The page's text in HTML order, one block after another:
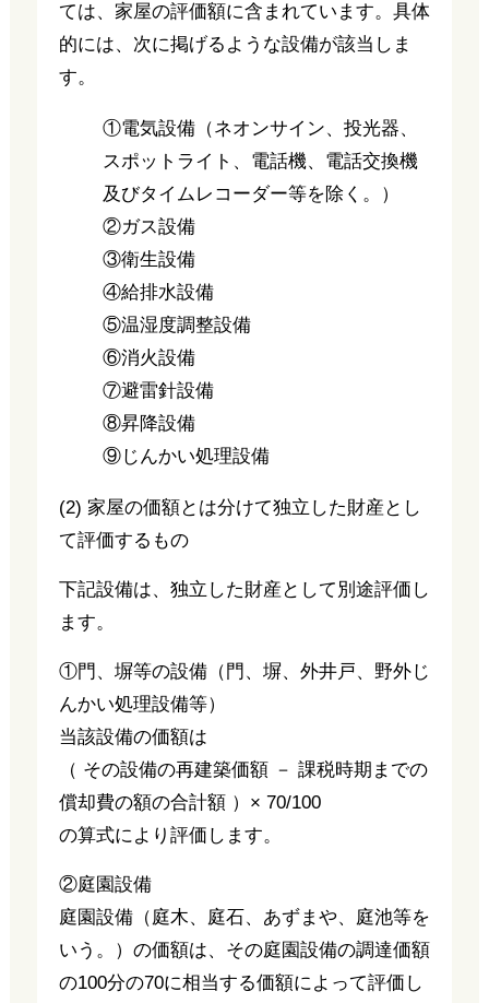
ては、家屋の評価額に含まれています。具体
的には、次に掲げるような設備が該当しま
す。
①電気設備（ネオンサイン、投光器、
スポットライト、電話機、電話交換機
及びタイムレコーダー等を除く。）
②ガス設備
③衛生設備
④給排水設備
⑤温湿度調整設備
⑥消火設備
⑦避雷針設備
⑧昇降設備
⑨じんかい処理設備
(2) 家屋の価額とは分けて独立した財産とし
て評価するもの
下記設備は、独立した財産として別途評価し
ます。
①門、塀等の設備（門、塀、外井戸、野外じ
んかい処理設備等）
当該設備の価額は
（ その設備の再建築価額 － 課税時期までの
償却費の額の合計額 ）× 70/100
の算式により評価します。
②庭園設備
庭園設備（庭木、庭石、あずまや、庭池等を
いう。）の価額は、その庭園設備の調達価額
の100分の70に相当する価額によって評価し